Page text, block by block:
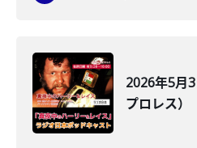
2026年5月
プロレス）